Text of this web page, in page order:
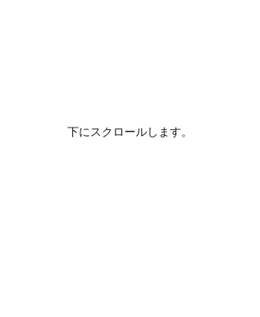
下にスクロールします。